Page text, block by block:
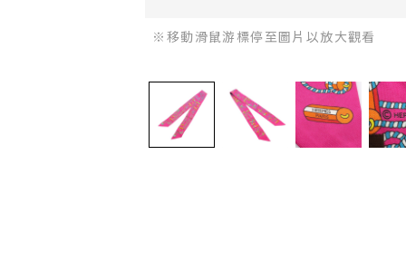
※移動滑鼠游標停至圖片以放大觀看